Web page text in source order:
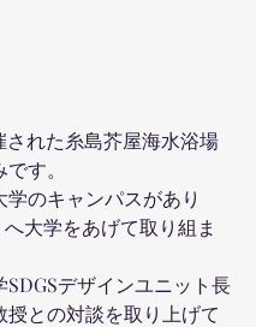
された糸島芥屋海水浴場
す。
学のキャンパスがあり
へ大学をあげて取り組ま
SDGSデザインユニット長
授との対談を取り上げて